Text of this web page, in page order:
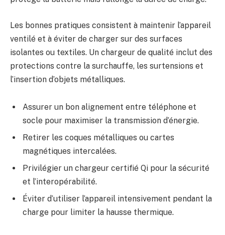
Les bonnes pratiques consistent à maintenir l’appareil
ventilé et à éviter de charger sur des surfaces
isolantes ou textiles. Un chargeur de qualité inclut des
protections contre la surchauffe, les surtensions et
l’insertion d’objets métalliques.
Assurer un bon alignement entre téléphone et
socle pour maximiser la transmission d’énergie.
Retirer les coques métalliques ou cartes
magnétiques intercalées.
Privilégier un chargeur certifié Qi pour la sécurité
et l’interopérabilité.
Éviter d’utiliser l’appareil intensivement pendant la
charge pour limiter la hausse thermique.